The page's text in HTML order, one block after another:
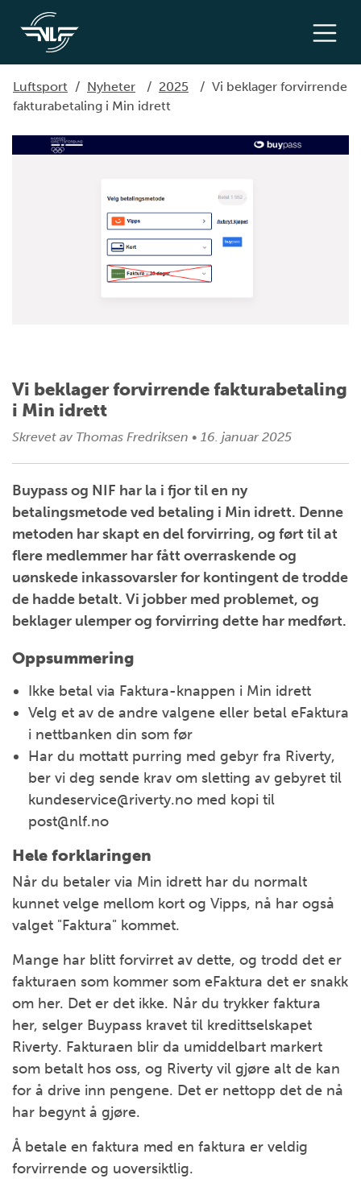
Luftsport / Nyheter / 2025 / Vi beklager forvirrende
fakturabetaling i Min idrett
Vi beklager forvirrende fakturabetaling
i Min idrett
Skrevet av Thomas Fredriksen • 16. januar 2025
Buypass og NIF har la i fjor til en ny
betalingsmetode ved betaling i Min idrett. Denne
metoden har skapt en del forvirring, og ført til at
flere medlemmer har fått overraskende og
uønskede inkassovarsler for kontingent de trodde
de hadde betalt. Vi jobber med problemet, og
beklager ulemper og forvirring dette har medført.
Oppsummering
Ikke betal via Faktura-knappen i Min idrett
Velg et av de andre valgene eller betal eFaktura
i nettbanken din som før
Har du mottatt purring med gebyr fra Riverty,
ber vi deg sende krav om sletting av gebyret til
kundeservice@riverty.no med kopi til
post@nlf.no
Hele forklaringen
Når du betaler via Min idrett har du normalt
kunnet velge mellom kort og Vipps, nå har også
valget "Faktura" kommet.
Mange har blitt forvirret av dette, og trodd det er
fakturaen som kommer som eFaktura det er snakk
om her. Det er det ikke. Når du trykker faktura
her, selger Buypass kravet til kredittselskapet
Riverty. Fakturaen blir da umiddelbart markert
som betalt hos oss, og Riverty vil gjøre alt de kan
for å drive inn pengene. Det er nettopp det de nå
har begynt å gjøre.
Å betale en faktura med en faktura er veldig
forvirrende og uoversiktlig.